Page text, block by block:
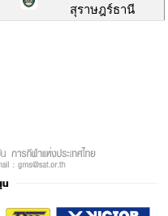
สุราษฎร์ธานี